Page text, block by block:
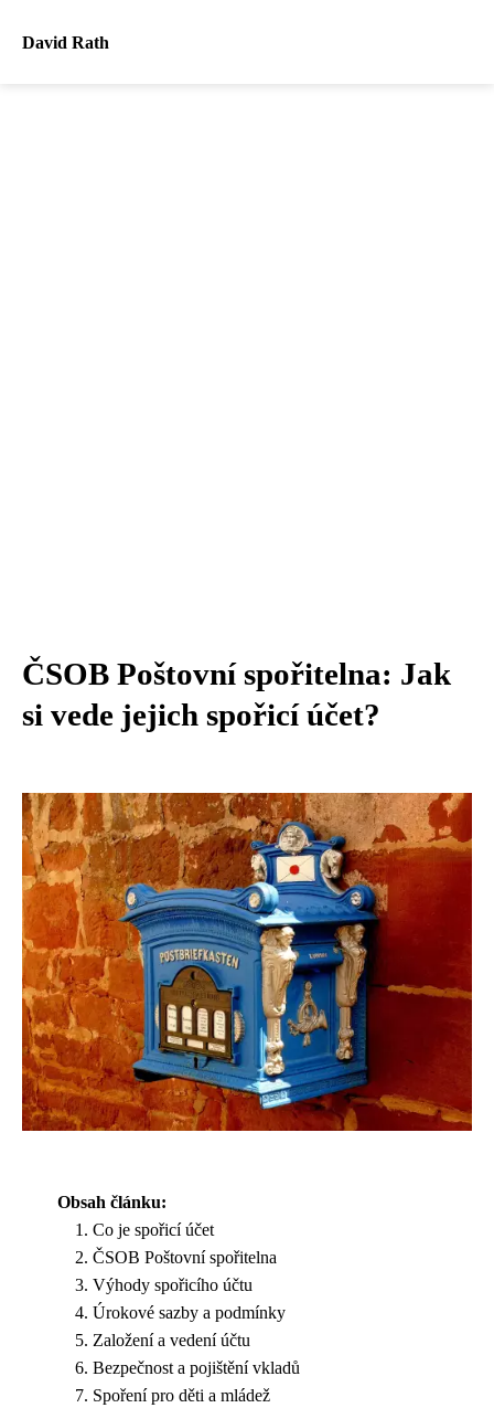
David Rath
ČSOB Poštovní spořitelna: Jak
si vede jejich spořicí účet?
Obsah článku:
Co je spořicí účet
ČSOB Poštovní spořitelna
Výhody spořicího účtu
Úrokové sazby a podmínky
Založení a vedení účtu
Bezpečnost a pojištění vkladů
Spoření pro děti a mládež